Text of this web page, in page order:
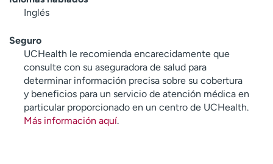
Inglés
Seguro
UCHealth le recomienda encarecidamente que
consulte con su aseguradora de salud para
determinar información precisa sobre su cobertura
y beneficios para un servicio de atención médica en
particular proporcionado en un centro de UCHealth.
Más información aquí.